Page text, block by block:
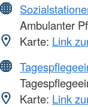
Ambulanter
Karte: Link
Karte: Link